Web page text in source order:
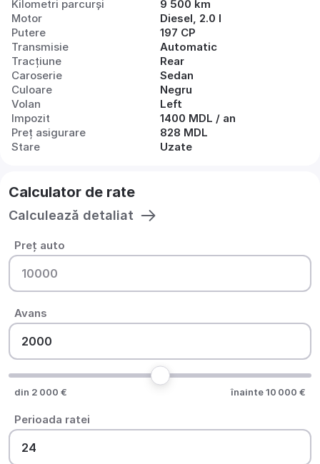
Kilometri parcurși
9 500 km
Motor
Diesel, 2.0 l
Putere
197 CP
Transmisie
Automatic
Tracțiune
Rear
Caroserie
Sedan
Culoare
Negru
Volan
Left
Impozit
1400 MDL / an
Preț asigurare
828 MDL
Stare
Uzate
Calculator de rate
Calculează detaliat
Preț auto
Avans
din 2 000 € înainte 10 000 €
Perioada ratei